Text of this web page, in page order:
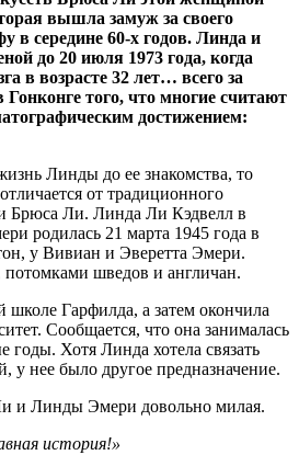
вышла замуж за своего
в середине 60-х годов. Линда и
до 20 июля 1973 года, когда
в возрасте 32 лет… всего за
того, что многие считают
достижением:
Линды до ее знакомства, то
от традиционного
Брюса Ли. Линда Ли Кэдвелл в
родилась 21 марта 1945 года в
у Вивиан и Эверетта Эмери.
шведов и англичан.
школе Гарфилда, а затем окончила
Сообщается, что она занималась
Хотя Линда хотела связать
у нее было другое предназначение.
и Линды Эмери довольно милая.
история!»